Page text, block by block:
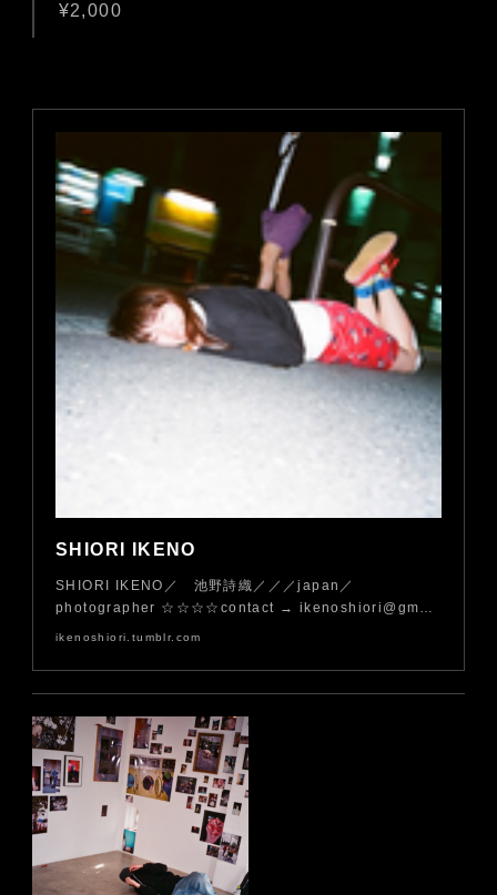
¥2,000
SHIORI IKENO
SHIORI IKENO／ 池野詩織／／／japan／
photographer ☆☆☆☆contact → ikenoshiori@gm…
ikenoshiori.tumblr.com